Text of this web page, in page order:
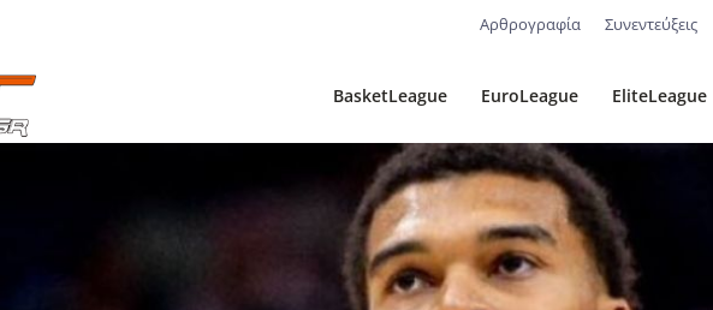
Αρθρογραφία Συνεντεύξεις
BasketLeague EuroLeague EliteLeague